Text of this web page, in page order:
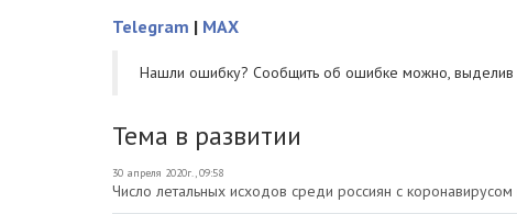
Telegram | MAX
Нашли ошибку? Cообщить об ошибке можно, выделив
Тема в развитии
30 апреля 2020г., 09:58
Число летальных исходов среди россиян с